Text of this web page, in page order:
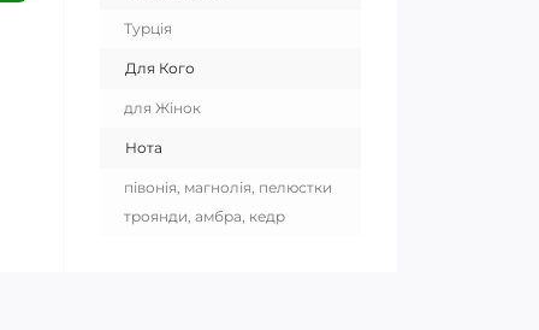
Турція
Для Кого
для Жінок
Нота
півонія, магнолія, пелюстки
троянди, амбра, кедр